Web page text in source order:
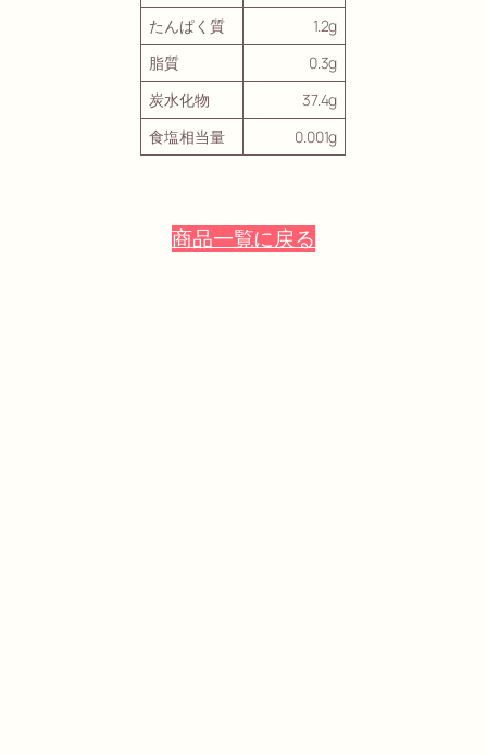
たんぱく質
1.2g
脂質
0.3g
炭水化物
37.4g
食塩相当量
0.001g
商品一覧に戻る